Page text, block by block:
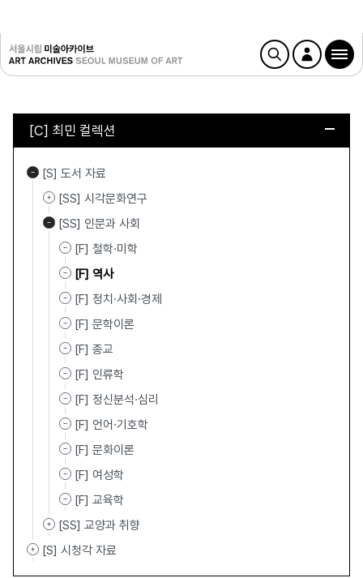
[C] 최민 컬렉션
[S] 도서 자료
[SS] 시각문화연구
[SS] 인문과 사회
[F] 철학·미학
[F] 역사
[F] 정치·사회·경제
[F] 문학이론
[F] 종교
[F] 인류학
[F] 정신분석·심리
[F] 언어·기호학
[F] 문화이론
[F] 여성학
[F] 교육학
[SS] 교양과 취향
[S] 시청각 자료